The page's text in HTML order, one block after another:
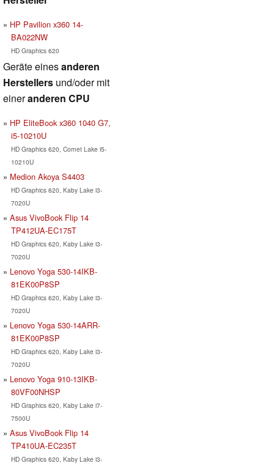
HP Pavilion x360 14-
BA022NW
HD Graphics 620
Geräte einesanderen
Herstellers und/oder mit
eineranderen CPU
HP EliteBook x360 1040 G7,
i5-10210U
HD Graphics 620, Comet Lake i5-
10210U
Medion Akoya S4403
HD Graphics 620, Kaby Lake i3-
7020U
Asus VivoBook Flip 14
TP412UA-EC175T
HD Graphics 620, Kaby Lake i3-
7020U
Lenovo Yoga 530-14IKB-
81EK00P8SP
HD Graphics 620, Kaby Lake i3-
7020U
Lenovo Yoga 530-14ARR-
81EK00P8SP
HD Graphics 620, Kaby Lake i3-
7020U
Lenovo Yoga 910-13IKB-
80VF00NHSP
HD Graphics 620, Kaby Lake i7-
7500U
Asus VivoBook Flip 14
TP410UA-EC235T
HD Graphics 620, Kaby Lake i3-